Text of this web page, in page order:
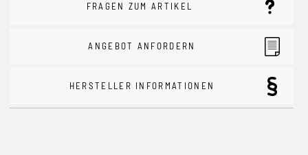
FRAGEN ZUM ARTIKEL
ANGEBOT ANFORDERN
HERSTELLER INFORMATIONEN